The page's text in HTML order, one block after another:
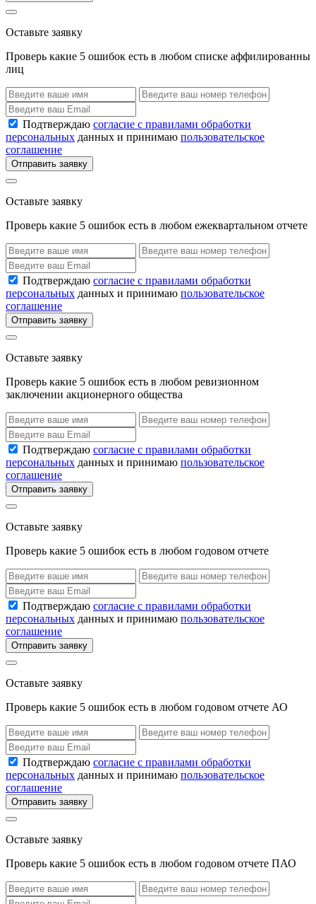
Оставьте заявку
Проверь какие 5 ошибок есть в любом списке аффилированны
лиц
Подтверждаю согласие с правилами обработки
персональных данных и принимаю пользовательское
соглашение
Отправить заявку
Оставьте заявку
Проверь какие 5 ошибок есть в любом ежеквартальном отчете
Подтверждаю согласие с правилами обработки
персональных данных и принимаю пользовательское
соглашение
Отправить заявку
Оставьте заявку
Проверь какие 5 ошибок есть в любом ревизионном
заключении акционерного общества
Подтверждаю согласие с правилами обработки
персональных данных и принимаю пользовательское
соглашение
Отправить заявку
Оставьте заявку
Проверь какие 5 ошибок есть в любом годовом отчете
Подтверждаю согласие с правилами обработки
персональных данных и принимаю пользовательское
соглашение
Отправить заявку
Оставьте заявку
Проверь какие 5 ошибок есть в любом годовом отчете АО
Подтверждаю согласие с правилами обработки
персональных данных и принимаю пользовательское
соглашение
Отправить заявку
Оставьте заявку
Проверь какие 5 ошибок есть в любом годовом отчете ПАО